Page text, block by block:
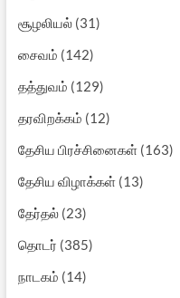
சூழலியல்(31)
சைவம் (142)
தத்துவம் (129)
தரவிறக்கம் (12)
தேசிய பிரச்சினைகள்(163)
தேசிய விழாக்கள்(13)
தேர்தல்(23)
தொடர் (385)
நாடகம் (14)